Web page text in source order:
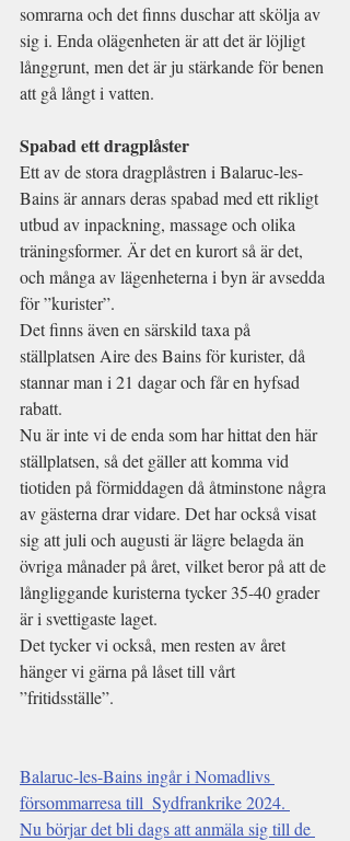
somrarna och det finns duschar att skölja av
sig i. Enda olägenheten är att det är löjligt
långgrunt, men det är ju stärkande för benen
att gå långt i vatten.
Spabad ett dragplåster
Ett av de stora dragplåstren i Balaruc-les-
Bains är annars deras spabad med ett rikligt
utbud av inpackning, massage och olika
träningsformer. Är det en kurort så är det,
och många av lägenheterna i byn är avsedda
för ”kurister”.
Det finns även en särskild taxa på
ställplatsen Aire des Bains för kurister, då
stannar man i 21 dagar och får en hyfsad
rabatt.
Nu är inte vi de enda som har hittat den här
ställplatsen, så det gäller att komma vid
tiotiden på förmiddagen då åtminstone några
av gästerna drar vidare. Det har också visat
sig att juli och augusti är lägre belagda än
övriga månader på året, vilket beror på att de
långliggande kuristerna tycker 35-40 grader
är i svettigaste laget.
Det tycker vi också, men resten av året
hänger vi gärna på låset till vårt
”fritidsställe”.
Balaruc-les-Bains ingår i Nomadlivs
försommarresa till  Sydfrankrike 2024.
Nu börjar det bli dags att anmäla sig till de